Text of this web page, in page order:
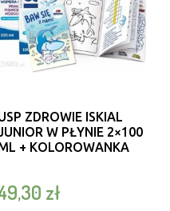
ZDROWIE ISKIAL
W PŁYNIE 2×100
+ KOLOROWANKA
zł